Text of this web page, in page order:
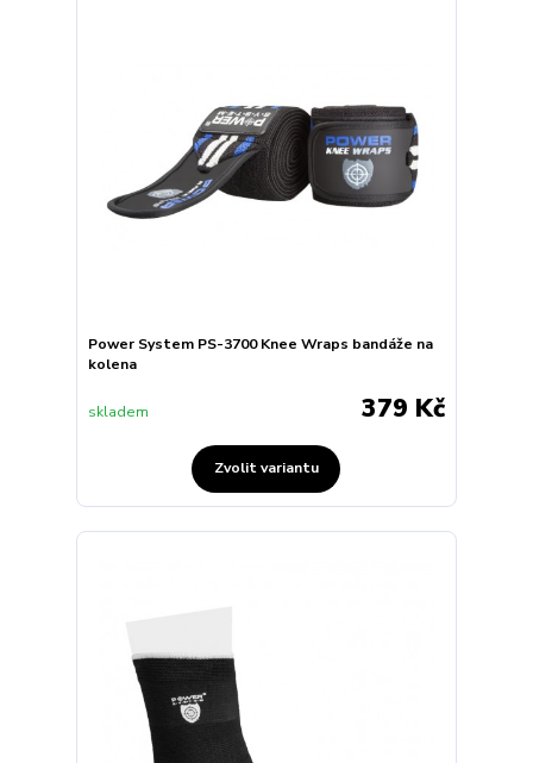
Power System PS-3700 Knee Wraps bandáže na
kolena
379 Kč
skladem
Zvolit variantu